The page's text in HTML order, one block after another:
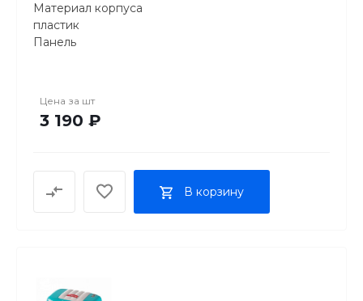
Материал корпуса
пластик
Панель
Порций
Цена за шт
3 190 ₽
В корзину